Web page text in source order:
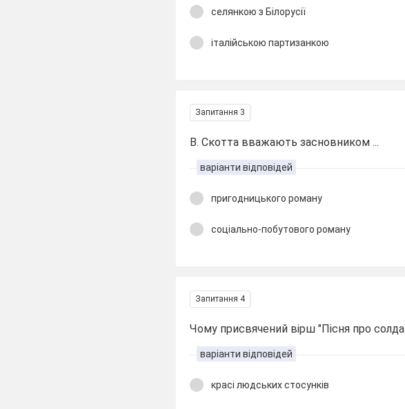
селянкою з Білорусії
італійською партизанкою
Запитання 3
В. Скотта вважають засновником ...
варіанти відповідей
пригодницького роману
соціально-побутового роману
Запитання 4
Чому присвячений вірш "Пісня про
варіанти відповідей
красі людських стосунків